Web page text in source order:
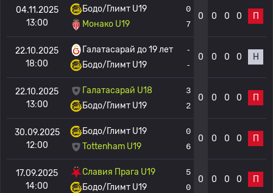
04.11.2025
13:00
Бодо/Глимт U19
Монако U19
0
7
0 0 0 0 П
22.10.2025
18:00
Галатасарай до 19 лет
Бодо/Глимт U19
-
-
0 0 0 0 Н
22.10.2025
13:00
Галатасарай U18
Бодо/Глимт U19
3
2
0 0 0 0 П
30.09.2025
12:00
Бодо/Глимт U19
Tottenham U19
0
6
0 0 0 0 П
17.09.2025
14:00
Славия Прага U19
Бодо/Глимт U19
5
0
0 0 0 0 П